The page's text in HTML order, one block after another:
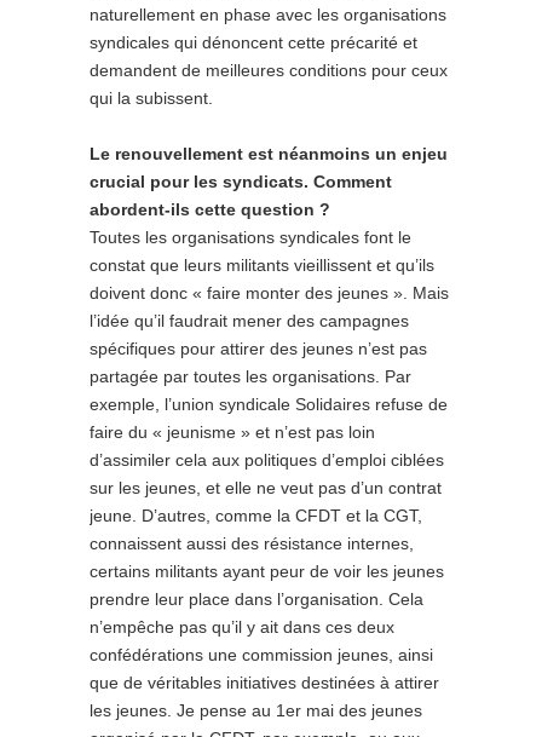
naturellement en phase avec les organisations
syndicales qui dénoncent cette précarité et
demandent de meilleures conditions pour ceux
qui la subissent.
Le renouvellement est néanmoins un enjeu
crucial pour les syndicats. Comment
abordent-ils cette question ?
Toutes les organisations syndicales font le
constat que leurs militants vieillissent et qu’ils
doivent donc « faire monter des jeunes ». Mais
l’idée qu’il faudrait mener des campagnes
spécifiques pour attirer des jeunes n’est pas
partagée par toutes les organisations. Par
exemple, l’union syndicale Solidaires refuse de
faire du « jeunisme » et n’est pas loin
d’assimiler cela aux politiques d’emploi ciblées
sur les jeunes, et elle ne veut pas d’un contrat
jeune. D’autres, comme la CFDT et la CGT,
connaissent aussi des résistance internes,
certains militants ayant peur de voir les jeunes
prendre leur place dans l’organisation. Cela
n’empêche pas qu’il y ait dans ces deux
confédérations une commission jeunes, ainsi
que de véritables initiatives destinées à attirer
les jeunes. Je pense au 1er mai des jeunes